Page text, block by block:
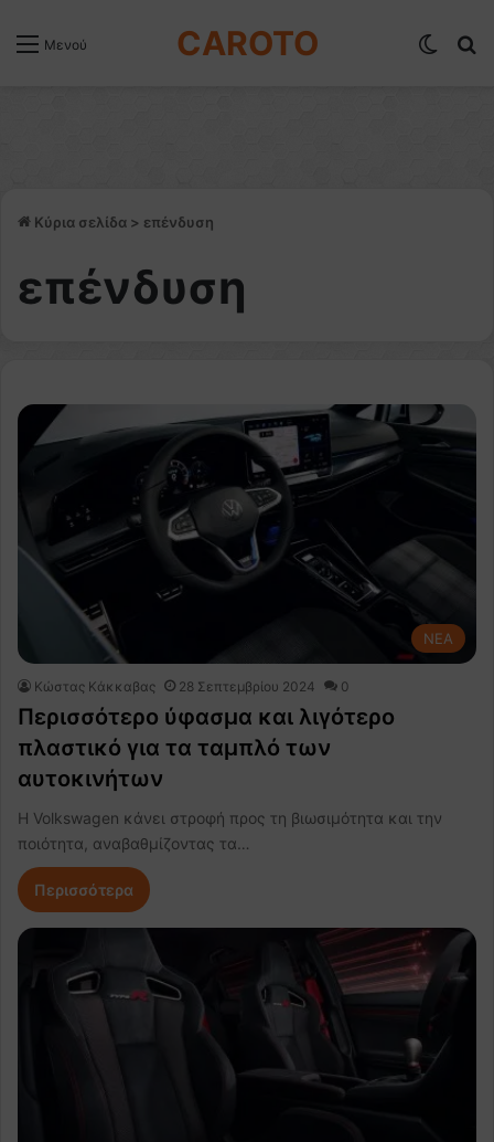
Μενού CAROTO
Κύρια σελίδα > επένδυση
επένδυση
NEA
Κώστας Κάκκαβας 28 Σεπτεμβρίου 2024 0
Περισσότερο ύφασμα και λιγότερο
πλαστικό για τα ταμπλό των
αυτοκινήτων
Η Volkswagen κάνει στροφή προς τη βιωσιμότητα και την
ποιότητα, αναβαθμίζοντας τα…
Περισσότερα